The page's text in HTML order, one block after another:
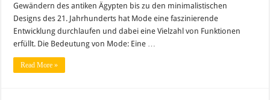
Gewändern des antiken Ägypten bis zu den minimalistischen
Designs des 21. Jahrhunderts hat Mode eine faszinierende
Entwicklung durchlaufen und dabei eine Vielzahl von Funktionen
erfüllt. Die Bedeutung von Mode: Eine …
Read More »